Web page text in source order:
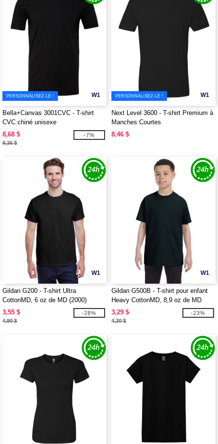
W1
PERSONNALISEZ-LE !
Bella+Canvas 3001CVC - T-shirt
CVC chiné unisexe
8,68 $
9,36 $
-7%
W1
PERSONNALISEZ-LE !
Next Level 3600 - T-shirt Premium à
Manches Courtes
8,46 $
W1
Gildan G200 - T-shirt Ultra
CottonMD, 6 oz de MD (2000)
3,55 $
4,90 $
-28%
W1
Gildan G500B - T-shirt pour enfant
Heavy CottonMD, 8,9 oz de MD
(5000B)
3,29 $
4,30 $
-23%